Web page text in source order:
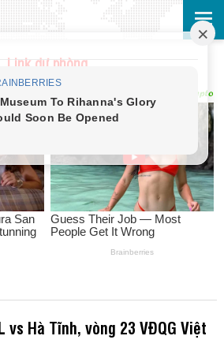
Link dự phòng
vs Hà Tĩnh, vòng 23 VĐQG Việt